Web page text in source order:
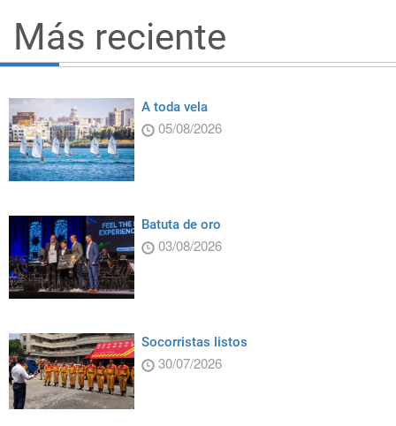
Más reciente
A toda vela
05/08/2026
Batuta de oro
03/08/2026
Socorristas listos
30/07/2026